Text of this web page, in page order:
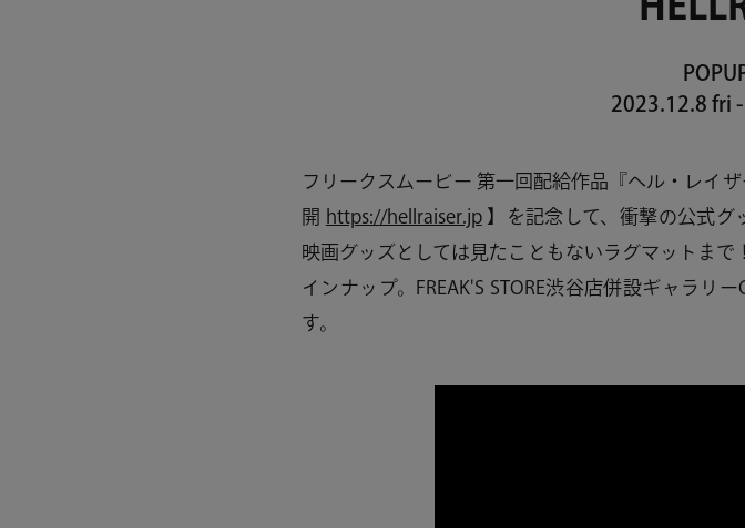
2023.12.8 fri
フリークスムービー 第一回配給作品『ヘル・レイ
開 https://hellraiser.jp】を記念して、衝撃の公式グ
映画グッズとしては見たこともないラグマットま
インナップ。FREAK'S STORE渋谷店併設ギャラリ
す。